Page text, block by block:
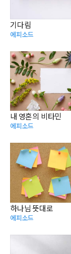
기다림
에피소드
내 영혼의 비타민
에피소드
하나님 뜻대로
에피소드